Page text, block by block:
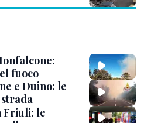
fuoco
e Duino: le
Friuli: le